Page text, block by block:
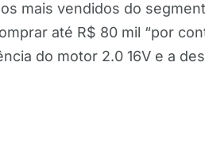
mais vendidos do
até R$ 80 mil “por
do motor 2.0 16V e a